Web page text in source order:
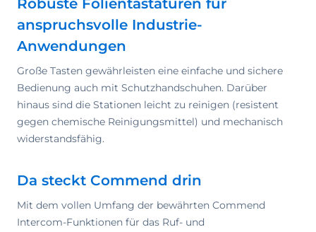
Robuste Folientastaturen für
anspruchsvolle Industrie-
Anwendungen
Große Tasten gewährleisten eine einfache und sichere
Bedienung auch mit Schutzhandschuhen. Darüber
hinaus sind die Stationen leicht zu reinigen (resistent
gegen chemische Reinigungsmittel) und mechanisch
widerstandsfähig.
Da steckt Commend drin
Mit dem vollen Umfang der bewährten Commend
Intercom-Funktionen für das Ruf- und